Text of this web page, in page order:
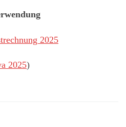
2025
2025)